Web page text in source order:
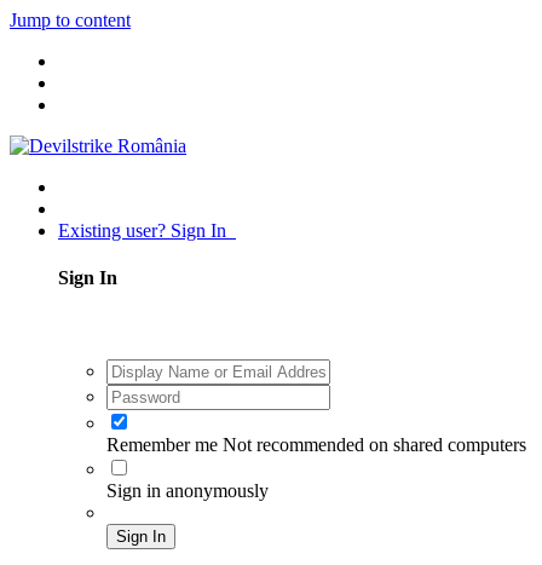
Jump to content
Existing user? Sign In
Sign In
Remember me Not recommended on shared computers
Sign in anonymously
Sign In